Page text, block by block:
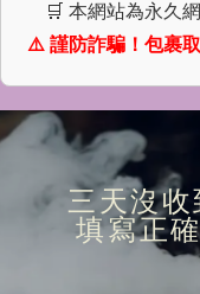
🛒 本網站為永久
⚠️ 謹防詐騙！包裹
經典口
煙彈界
三天沒
填寫正